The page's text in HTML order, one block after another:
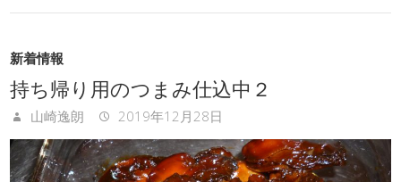
新着情報
持ち帰り用のつまみ仕込中２
山崎逸朗 2019年12月28日